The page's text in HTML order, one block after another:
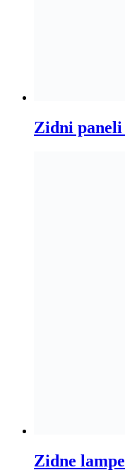
Zidni paneli
Zidne lampe